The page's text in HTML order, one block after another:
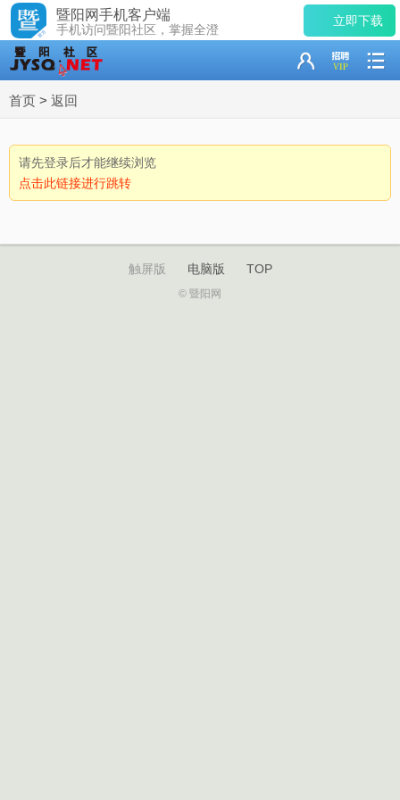
暨阳网手机客户端
手机访问暨阳社区，掌握全澄
立即下载
首页 > 返回
请先登录后才能继续浏览
点击此链接进行跳转
触屏版 电脑版 TOP
© 暨阳网